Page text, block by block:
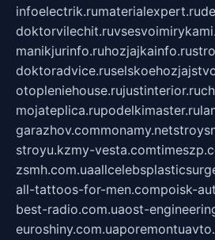
infoelectrik.rumaterialexpert.ru
doktorvilechit.ru
manikjurinfo.ruhozjajkainfo.ru
doktoradvice.ru
otopleniehouse.rujustinterior.ru
mojateplica.rupodelkimaster.ru
garazhov.commonamy.net
stroyu.kzmy-vesta.com
zsmh.com.ua
all-tattoos-for-men.compoisk-
best-radio.com.uaost-
euroshiny.com.ua